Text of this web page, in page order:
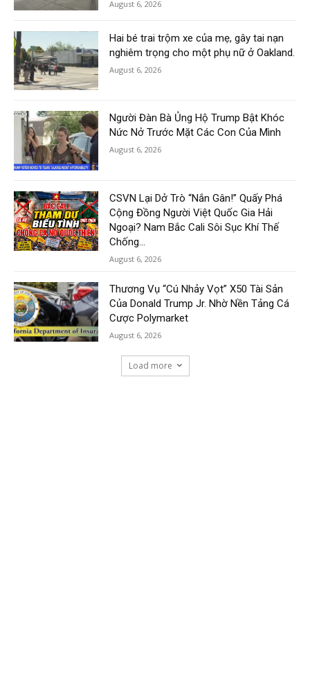
August 6, 2026
Hai bé trai trộm xe của mẹ, gây tai nạn
nghiêm trọng cho một phụ nữ ở Oakland.
August 6, 2026
Người Đàn Bà Ủng Hộ Trump Bật Khóc
Nức Nở Trước Mặt Các Con Của Mình
August 6, 2026
CSVN Lại Dở Trò “Nắn Gân!” Quấy Phá
Cộng Đồng Người Việt Quốc Gia Hải
Ngoại? Nam Bắc Cali Sôi Sục Khí Thế
Chống...
August 6, 2026
Thương Vụ “Cú Nhảy Vọt” X50 Tài Sản
Của Donald Trump Jr. Nhờ Nền Tảng Cá
Cược Polymarket
August 6, 2026
Load more